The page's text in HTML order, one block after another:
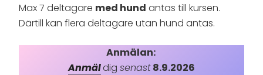
Max 7 deltagare med hund antas till kursen.
Därtill kan flera deltagare utan hund antas.
Anmälan:
Anmäldig senast8.9.2026